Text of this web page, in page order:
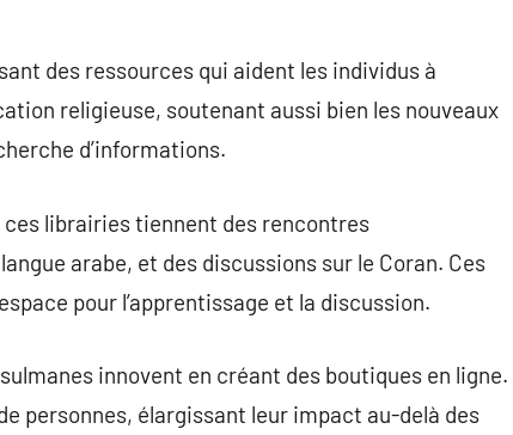
des ressources qui aident les individus à
religieuse, soutenant aussi bien les nouveaux
d’informations.
ces librairies tiennent des rencontres
arabe, et des discussions sur le Coran. Ces
pour l’apprentissage et la discussion.
innovent en créant des boutiques en ligne.
personnes, élargissant leur impact au-delà des